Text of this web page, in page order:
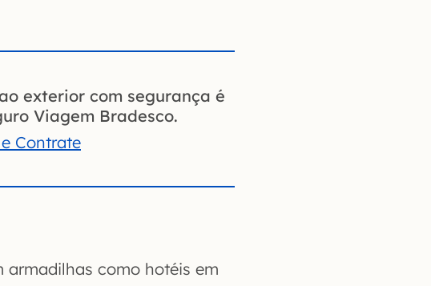
exterior com segurança é
Viagem Bradesco.
Contrate
armadilhas como hotéis em